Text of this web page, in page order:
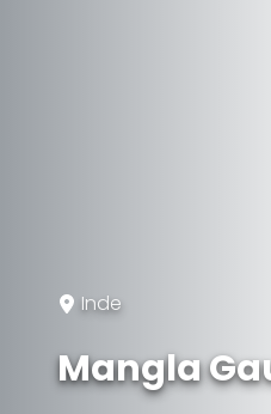
Inde
Mangla